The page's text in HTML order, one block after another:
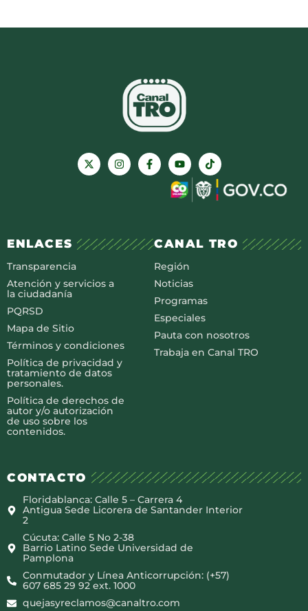
ENLACES
Transparencia
Atención y servicios a
la ciudadanía
PQRSD
Mapa de Sitio
Términos y condiciones
Política de privacidad y
tratamiento de datos
personales.
Política de derechos de
autor y/o autorización
de uso sobre los
contenidos.
CANAL TRO
Región
Noticias
Programas
Especiales
Pauta con nosotros
Trabaja en Canal TRO
CONTACTO
Floridablanca: Calle 5 – Carrera 4
Antigua Sede Licorera de Santander Interior
2
Cúcuta: Calle 5 No 2-38
Barrio Latino Sede Universidad de
Pamplona
Conmutador y Línea Anticorrupción: (+57)
607 685 29 92 ext. 1000
quejasyreclamos@canaltro.com